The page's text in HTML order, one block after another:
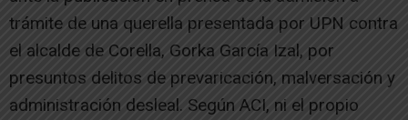
trámite de una querella presentada por UPN contra
el alcalde de Corella, Gorka García Izal, por
presuntos delitos de prevaricación, malversación y
administración desleal. Según ACI, ni el propio